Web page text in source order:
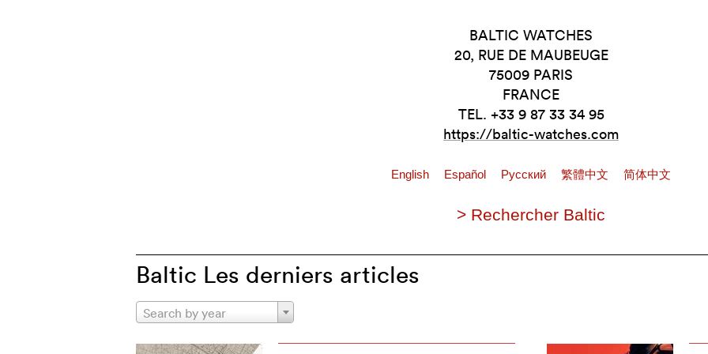
BALTIC WATCHES
20, RUE DE MAUBEUGE
75009 PARIS
FRANCE
TEL. +33 9 87 33 34 95
https://baltic-watches.com
English Español Pусский 繁體中文 简体中文
> Rechercher Baltic
Baltic Les derniers articles
Search by year